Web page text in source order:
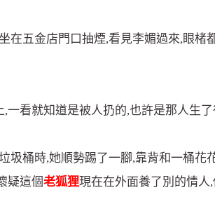
在五金店門口抽煙,看見李媚過來,眼
看就知道是被人扔的,也許是那人生
圾桶時,她順勢踢了一腳,靠背和一桶
疑這個老狐狸現在在外面養了別的情人